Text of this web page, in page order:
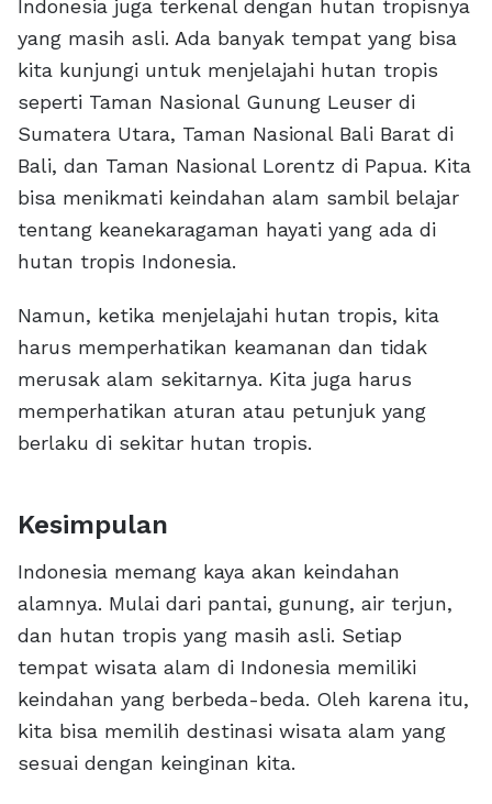
Indonesia juga terkenal dengan hutan tropisnya
yang masih asli. Ada banyak tempat yang bisa
kita kunjungi untuk menjelajahi hutan tropis
seperti Taman Nasional Gunung Leuser di
Sumatera Utara, Taman Nasional Bali Barat di
Bali, dan Taman Nasional Lorentz di Papua. Kita
bisa menikmati keindahan alam sambil belajar
tentang keanekaragaman hayati yang ada di
hutan tropis Indonesia.
Namun, ketika menjelajahi hutan tropis, kita
harus memperhatikan keamanan dan tidak
merusak alam sekitarnya. Kita juga harus
memperhatikan aturan atau petunjuk yang
berlaku di sekitar hutan tropis.
Kesimpulan
Indonesia memang kaya akan keindahan
alamnya. Mulai dari pantai, gunung, air terjun,
dan hutan tropis yang masih asli. Setiap
tempat wisata alam di Indonesia memiliki
keindahan yang berbeda-beda. Oleh karena itu,
kita bisa memilih destinasi wisata alam yang
sesuai dengan keinginan kita.